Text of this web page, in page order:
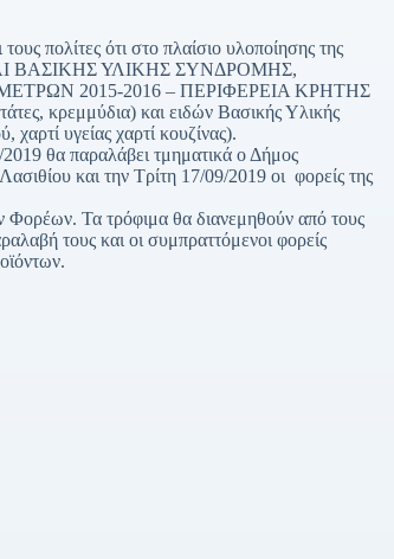
πολίτες ότι στο πλαίσιο υλοποίησης της
ΒΑΣΙΚΗΣ ΥΛΙΚΗΣ ΣΥΝΔΡΟΜΗΣ,
2015-2016 – ΠΕΡΙΦΕΡΕΙΑ ΚΡΗΤΗΣ
κρεμμύδια) και ειδών Βασικής Υλικής
υγείας χαρτί κουζίνας).
θα παραλάβει τμηματικά ο Δήμος
και την Τρίτη 17/09/2019 οι φορείς της
Φορέων. Τα τρόφιμα θα διανεμηθούν από τους
τους και οι συμπραττόμενοι φορείς